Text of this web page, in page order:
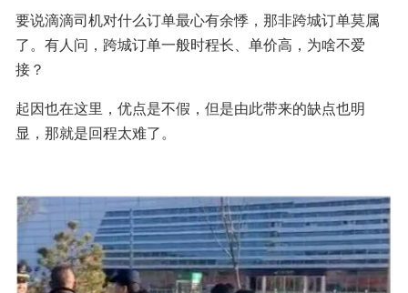
要说滴滴司机对什么订单最心有余悸，那非跨城订单莫属
了。有人问，跨城订单一般时程长、单价高，为啥不爱
接？
起因也在这里，优点是不假，但是由此带来的缺点也明
显，那就是回程太难了。